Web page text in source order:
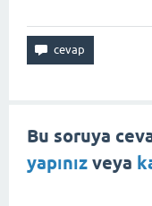
Bu soruya
yapınız veya